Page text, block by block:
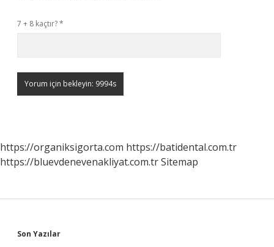
7 + 8 kaçtır?*
https://organiksigorta.com https://batidental.com.tr
https://bluevdenevenakliyat.com.trSitemap
Son Yazılar